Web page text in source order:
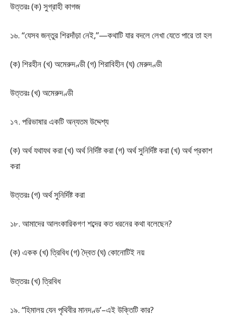
উত্তরঃ (ক) সুগ্রাহী কাগজ
১৬. “যেসব জন্তুর শিরদাঁড়া নেই,”—কথাটি যার বদলে লেখা যেতে পারে তা হল
(ক) শিরহীন (খ) অমেরুদণ্ডী (গ) শিরাবিহীন (ঘ) মেরুদণ্ডী
উত্তরঃ (খ) অমেরুদণ্ডী
১৭. পরিভাষার একটি অন্যতম উদ্দেশ্য
(ক) অর্থ যথাযথ করা (খ) অর্থ নির্দিষ্ট করা (গ) অর্থ সুনির্দিষ্ট করা (খ) অর্থ প্রকাশ
করা
উত্তরঃ (গ) অর্থ সুনির্দিষ্ট করা
১৮. আমাদের আলংকারিকগণ শব্দের কত ধরনের কথা বলেছেন?
(ক) একক (খ) ত্রিবিধ (গ) দ্বৈত (ঘ) কোনোটিই নয়
উত্তরঃ (খ) ত্রিবিধ
১৯. “হিমালয় যেন পৃথিবীর মানদণ্ড’–এই উক্তিটি কার?